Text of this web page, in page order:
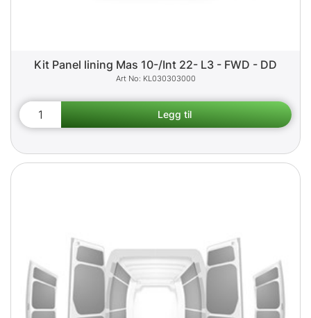
Kit Panel lining Mas 10-/Int 22- L3 - FWD - DD
KL030303000